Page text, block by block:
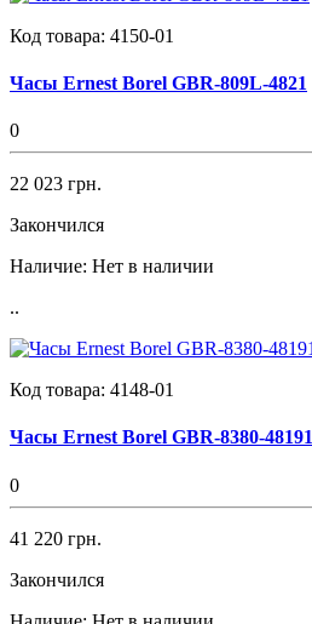
Код товара: 4150-01
Часы Ernest Borel GBR-809L-4821
0
22 023 грн.
Закончился
Наличие: Нет в наличии
..
Код товара: 4148-01
Часы Ernest Borel GBR-8380-48191
0
41 220 грн.
Закончился